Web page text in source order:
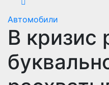
Автомобили
В кризис